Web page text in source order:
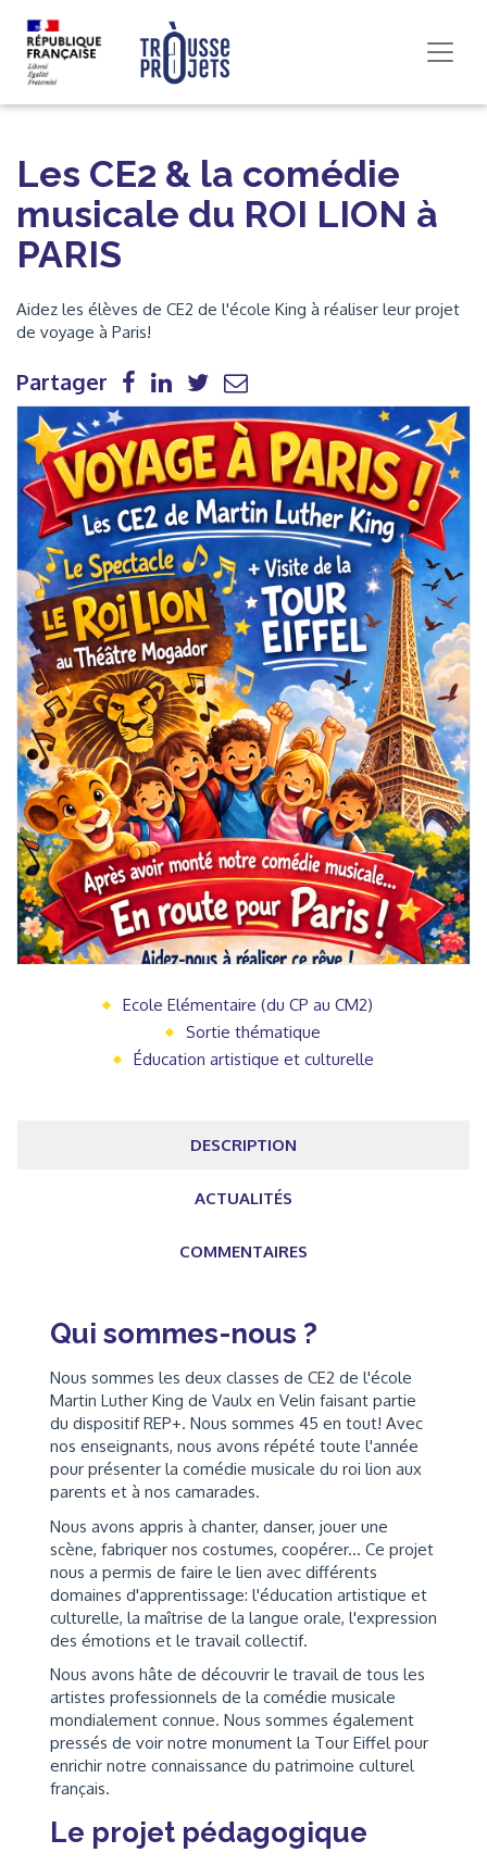
Les CE2 & la comédie
musicale du ROI LION à
PARIS
Aidez les élèves de CE2 de l'école King à réaliser leur projet
de voyage à Paris!
Partager
Ecole Elémentaire (du CP au CM2)
Sortie thématique
Éducation artistique et culturelle
DESCRIPTION
ACTUALITÉS
COMMENTAIRES
Qui sommes-nous ?
Nous sommes les deux classes de CE2 de l'école
Martin Luther King de Vaulx en Velin faisant partie
du dispositif REP+. Nous sommes 45 en tout! Avec
nos enseignants, nous avons répété toute l'année
pour présenter la comédie musicale du roi lion aux
parents et à nos camarades.
Nous avons appris à chanter, danser, jouer une
scène, fabriquer nos costumes, coopérer... Ce projet
nous a permis de faire le lien avec différents
domaines d'apprentissage: l'éducation artistique et
culturelle, la maîtrise de la langue orale, l'expression
des émotions et le travail collectif.
Nous avons hâte de découvrir le travail de tous les
artistes professionnels de la comédie musicale
mondialement connue. Nous sommes également
pressés de voir notre monument la Tour Eiffel pour
enrichir notre connaissance du patrimoine culturel
français.
Le projet pédagogique